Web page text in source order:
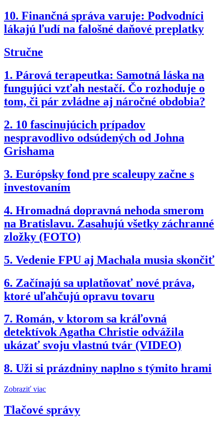
10. Finančná správa varuje: Podvodníci
lákajú ľudí na falošné daňové preplatky
Stručne
1. Párová terapeutka: Samotná láska na
fungujúci vzťah nestačí. Čo rozhoduje o
tom, či pár zvládne aj náročné obdobia?
2. 10 fascinujúcich prípadov
nespravodlivo odsúdených od Johna
Grishama
3. Európsky fond pre scaleupy začne s
investovaním
4. Hromadná dopravná nehoda smerom
na Bratislavu. Zasahujú všetky záchranné
zložky (FOTO)
5. Vedenie FPU aj Machala musia skončiť
6. Začínajú sa uplatňovať nové práva,
ktoré uľahčujú opravu tovaru
7. Román, v ktorom sa kráľovná
detektívok Agatha Christie odvážila
ukázať svoju vlastnú tvár (VIDEO)
8. Uži si prázdniny naplno s týmito hrami
Zobraziť viac
Tlačové správy